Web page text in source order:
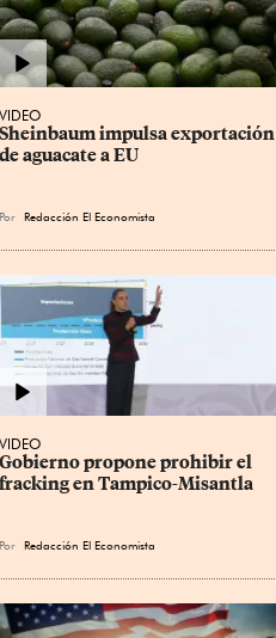
VIDEO
Sheinbaum impulsa exportación
de aguacate a EU
Por Redacción El Economista
VIDEO
Gobierno propone prohibir el
fracking en Tampico-Misantla
Por Redacción El Economista